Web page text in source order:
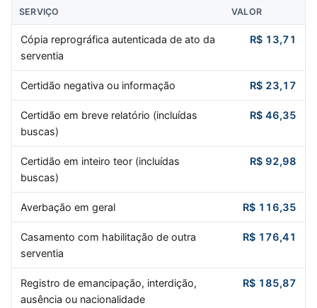
SERVIÇO VALOR
Cópia reprográfica autenticada de ato da
serventia
R$ 13,71
Certidão negativa ou informação R$ 23,17
Certidão em breve relatório (incluídas
buscas)
R$ 46,35
Certidão em inteiro teor (incluídas
buscas)
R$ 92,98
Averbação em geral R$ 116,35
Casamento com habilitação de outra
serventia
R$ 176,41
Registro de emancipação, interdição,
ausência ou nacionalidade
R$ 185,87